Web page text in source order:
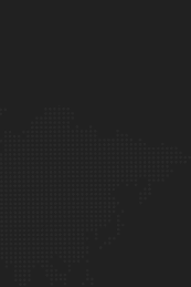
2021 മുതൽ